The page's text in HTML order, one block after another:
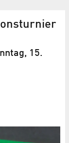
15.